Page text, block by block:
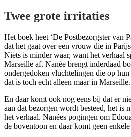
Twee grote irritaties
Het boek heet ‘De Postbezorgster van
dat het gaat over een vrouw die in
Niets is minder waar, want het verhaal
Marseille af. Nanée brengt inderdaad
ondergedoken vluchtelingen die op
dat is toch echt alleen maar in Marseille.
En daar komt ook nog eens bij dat er
aan dat bezorgen wordt besteed, het is
het verhaal. Nanées pogingen om
de boventoon en daar komt geen